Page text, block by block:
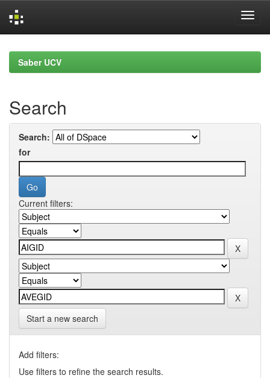
navigationSaber UCV
Search
Search:
for
Current filters:
Start a new search
Add filters:
Use filters to refine the search results.